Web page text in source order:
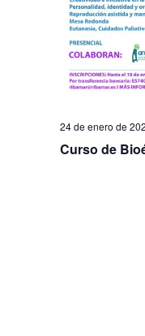
24 de enero de
Curso de